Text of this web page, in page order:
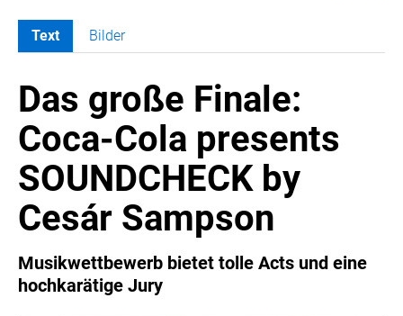
MELDUNGEN
COCA-COLA
Coca-Cola CUP
COCA-COLA HBC ÖSTERREICH
RÖMERQUELLE
ÖSTERREICHISCHE SPORTHILFE
KESCH
BARFLY'S CLUB
SPORTS MEDIA AUSTRIA
Text Bilder
Das große Finale:
Coca-Cola presents
SOUNDCHECK by
Cesár Sampson
Musikwettbewerb bietet tolle Acts und eine
hochkarätige Jury